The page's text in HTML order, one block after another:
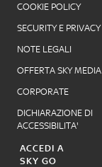
COOKIE POLICY
SECURITY E PRIVACY
NOTE LEGALI
OFFERTA SKY MEDIA
CORPORATE
DICHIARAZIONE DI
ACCESSIBILITA'
ACCEDI A
SKY GO